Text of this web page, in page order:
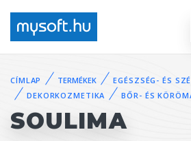
CÍMLAP TERMÉKEK
EGÉSZSÉG- ÉS
DEKORKOZMETIKA
BŐR- ÉS
SOULIMA